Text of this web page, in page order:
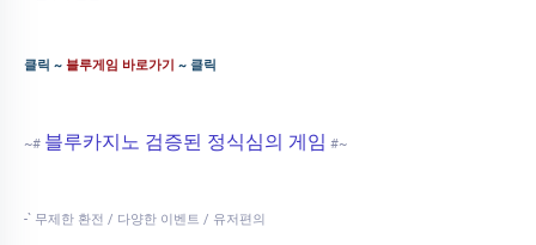
클릭 ~ 블루게임 바로가기 ~ 클릭
~# 블루카지노 검증된 정식심의 게임 #~
-` 무제한 환전 / 다양한 이벤트 / 유저편의